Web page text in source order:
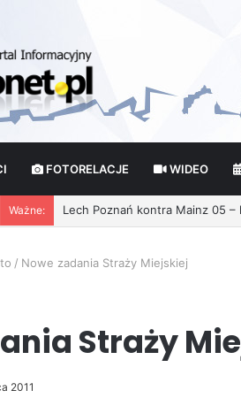
FOTORELACJE WIDEO
Ważne:
/ Nowe zadania Straży Miejskiej
Straży
2011